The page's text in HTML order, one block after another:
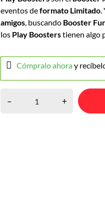
eventos deformato Limitado.
amigos, buscando Booster
los Play Boosterstienen algo
Cómpralo ahoray
– +